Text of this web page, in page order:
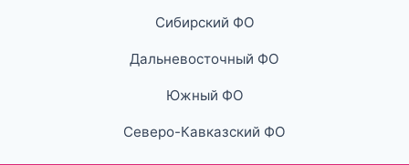
Сибирский ФО
Дальневосточный ФО
Южный ФО
Северо-Кавказский ФО